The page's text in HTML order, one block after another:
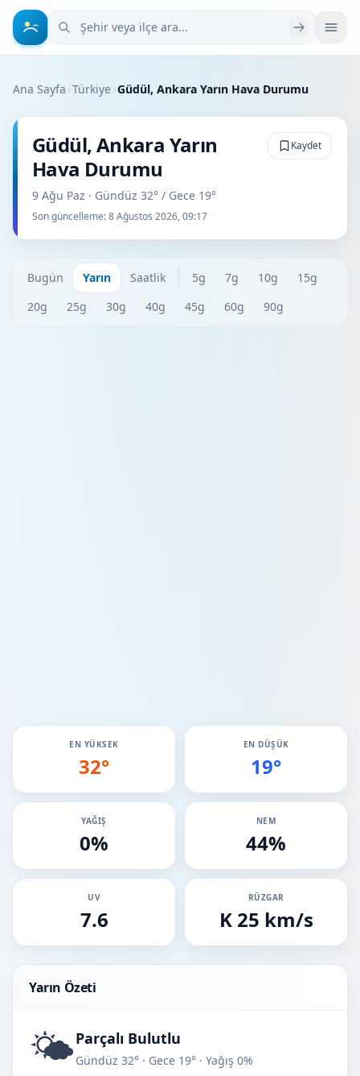
Şehir veya ilçe ara
Ana Sayfa ›Türkiye›Güdül, Ankara Yarın Hava Durumu
Güdül, Ankara Yarın
Hava Durumu
9 Ağu Paz · Gündüz 32° / Gece 19°
Son güncelleme:8 Ağustos 2026, 09:17
Kaydet
Bugün Yarın Saatlik 5g 7g 10g
15g
20g
25g 30g 40g 45g 60g 90g
EN YÜKSEK
32°
EN DÜŞÜK
19°
YAĞIŞ
0%
NEM
44%
UV
7.6
RÜZGAR
K 25 km/s
Yarın Özeti
🌤️Parçalı Bulutlu
Gündüz 32° · Gece 19° · Yağış 0%